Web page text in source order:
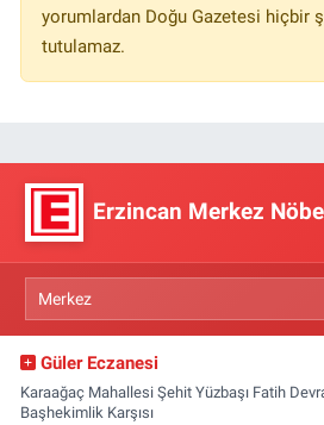
yorumlardan Doğu Gazetesi hiçbir
tutulamaz.
Erzincan Merkez
Güler Eczanesi
Karaağaç Mahallesi Şehit Yüzbaşı Fatih
Başhekimlik Karşısı